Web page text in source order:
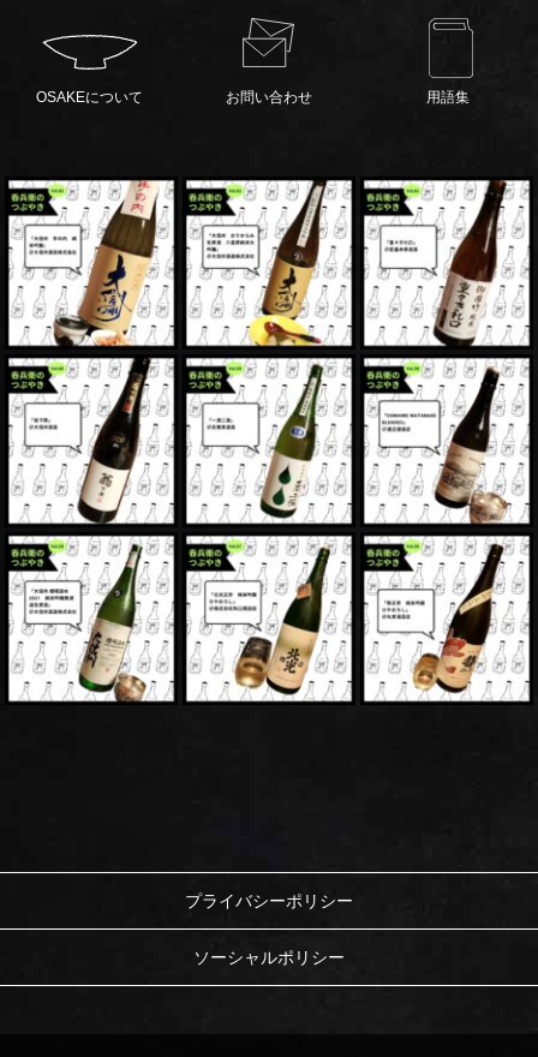
OSAKEについて お問い合わせ 用語集
プライバシーポリシー
ソーシャルポリシー